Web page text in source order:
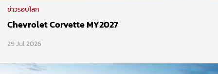
ข่าวรอบโลก
Chevrolet Corvette MY2027
29 Jul 2026